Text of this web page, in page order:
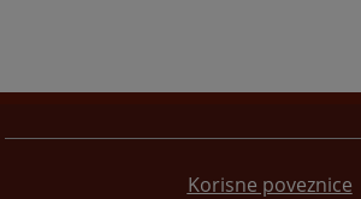
Korisne poveznice